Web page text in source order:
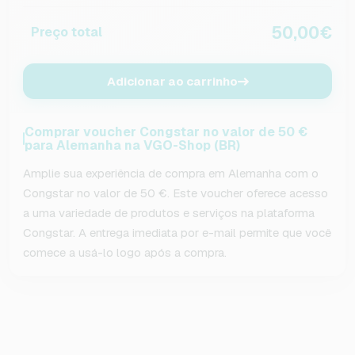
Preço total 50,00€
Adicionar ao carrinho
Comprar voucher Congstar no valor de 50 €
para Alemanha na VGO-Shop (BR)
Amplie sua experiência de compra em Alemanha com o
Congstar no valor de 50 €. Este voucher oferece acesso
a uma variedade de produtos e serviços na plataforma
Congstar. A entrega imediata por e-mail permite que você
comece a usá-lo logo após a compra.